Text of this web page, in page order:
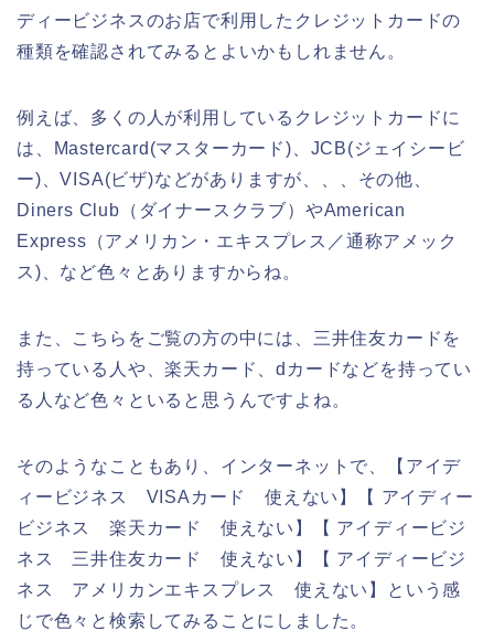
ディービジネスのお店で利用したクレジットカードの
種類を確認されてみるとよいかもしれません。
例えば、多くの人が利用しているクレジットカードに
は、Mastercard(マスターカード)、JCB(ジェイシービ
ー)、VISA(ビザ)などがありますが、、、その他、
Diners Club（ダイナースクラブ）やAmerican
Express（アメリカン・エキスプレス／通称アメック
ス)、など色々とありますからね。
また、こちらをご覧の方の中には、三井住友カードを
持っている人や、楽天カード、dカードなどを持ってい
る人など色々といると思うんですよね。
そのようなこともあり、インターネットで、【アイデ
ィービジネス VISAカード 使えない】【 アイディー
ビジネス 楽天カード 使えない】【 アイディービジ
ネス 三井住友カード 使えない】【 アイディービジ
ネス アメリカンエキスプレス 使えない】という感
じで色々と検索してみることにしました。